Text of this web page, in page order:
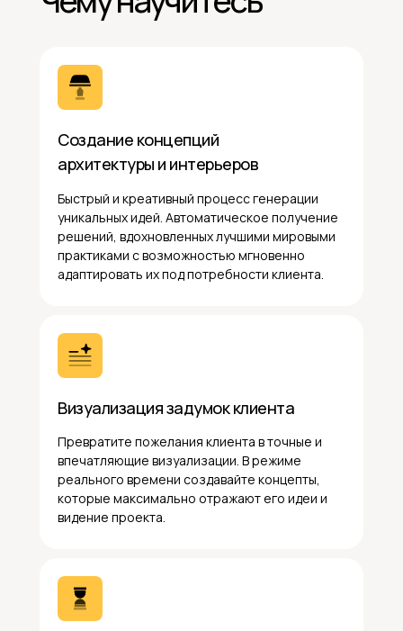
Создание концепций
архитектуры и интерьеров
Быстрый и креативный процесс генерации
уникальных идей. Автоматическое получение
решений, вдохновленных лучшими мировыми
практиками с возможностью мгновенно
адаптировать их под потребности клиента.
Визуализация задумок клиента
Превратите пожелания клиента в точные и
впечатляющие визуализации. В режиме
реального времени создавайте концепты,
которые максимально отражают его идеи и
видение проекта.